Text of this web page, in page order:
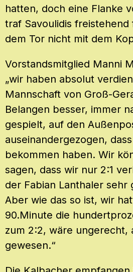
hatten, doch eine Flanke
traf Savoulidis
dem Tor nicht mit dem
Vorstandsmitglied Manni
„wir haben absolut
Mannschaft von Groß-
Belangen besser, immer
gespielt, auf den
auseinandergezogen,
bekommen haben. Wir
sagen, dass wir nur 2:1
der Fabian Lanthaler sehr
Aber wie das so ist, wir
90.Minute die
zum 2:2, wäre ungerecht,
gewesen.“